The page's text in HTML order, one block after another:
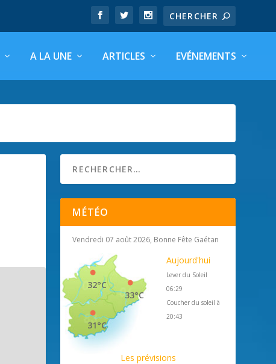
A LA UNE ARTICLES EVÉNEMENTS
MÉTÉO
Vendredi 07 août 2026, Bonne Fête Gaétan
33°C
32°C
31°C
Aujourd'hui
Lever du Soleil
06:29
Coucher du soleil à
20:43
Les prévisions